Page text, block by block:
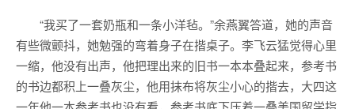
“我买了一套奶瓶和一条小洋毡。”余燕翼答道，她的声音
有些微颤抖，她勉强的弯着身子在揩桌子。李飞云猛觉得心里
一缩，他没有出声，他把理出来的旧书一本本叠起来，参考书
的书边都积上一叠灰尘，他用抹布将灰尘小心的揩去，大四这